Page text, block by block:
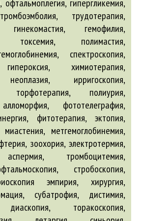
офтальмоплегия, гипергликемия,
трудотерапия,
гинекомастия, гемофилия,
токсемия, полимастия,
спектроскопия,
химиотерапия,
ирригоскопия,
торфотерапия, полиурия,
фототелеграфия,
фитотерапия, эктопия,
метгемоглобинемия,
зоохория, электротермия,
тромбоцитемия,
стробоскопия,
эмпирия, хирургия,
субатрофия, дистимия,
диаскопия, торакоскопия,